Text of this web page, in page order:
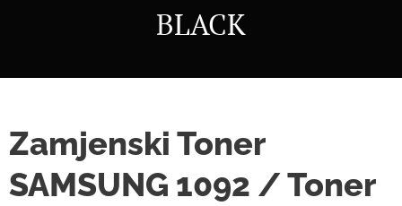
BLACK
Zamjenski Toner
SAMSUNG 1092 / Toner